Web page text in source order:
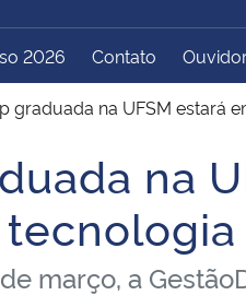
do Turismo
de Segurança
2026 Contato
graduada na UFSM estará
na
março, a